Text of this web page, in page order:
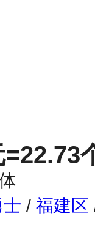
=22.73
/ 福建区